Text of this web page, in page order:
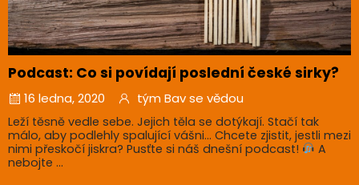
Podcast: Co si povídají poslední české sirky?
16 ledna, 2020 tým Bav se vědou
Leží těsně vedle sebe. Jejich těla se dotýkají. Stačí tak
málo, aby podlehly spalující vášni… Chcete zjistit, jestli mezi
nimi přeskočí jiskra? Pusťte si náš dnešní podcast!
A
nebojte ...